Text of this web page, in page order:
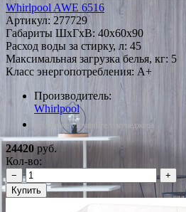
Whirlpool AWE 6516
Артикул: 277729
Габариты ШxГxВ: 40x60x90
Расход воды за стирку, л: 45
Максимальная загрузка белья, кг: 5
Класс энергопотребления: A+
Производитель:
Whirlpool
*Наличие уточняйте у менеджера
24420руб.
Кол-во:
−
+
Купить